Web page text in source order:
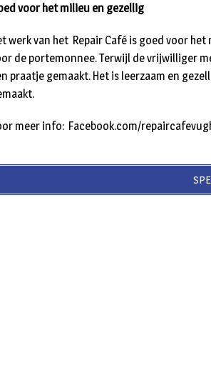
voor het milieu en gezellig
werk van het Repair Café is goed voor
de portemonnee. Terwijl de vrijwilliger
praatje gemaakt. Het is leerzaam en
meer info: Facebook.com/